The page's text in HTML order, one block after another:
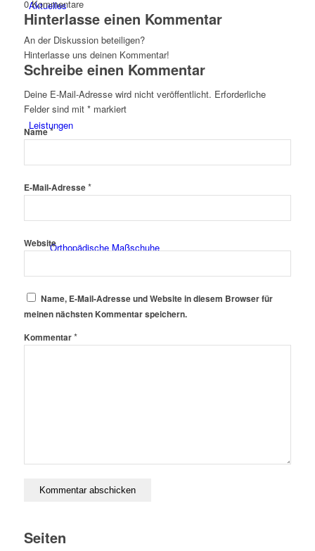
Aktuelles
Leistungen
Orthopädische Maßschuhe
Einlagen
0 Kommentare
Hinterlasse einen Kommentar
An der Diskussion beteiligen?
Hinterlasse uns deinen Kommentar!
Schreibe einen Kommentar
Deine E-Mail-Adresse wird nicht veröffentlicht. Erforderliche
Felder sind mit *markiert
Name*
E-Mail-Adresse*
Website
Name, E-Mail-Adresse und Website in diesem Browser für
meinen nächsten Kommentar speichern.
Kommentar*
Seiten